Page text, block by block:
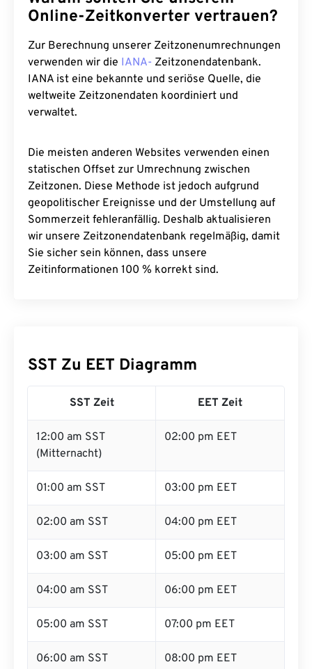
Online-Zeitkonverter vertrauen?
Zur Berechnung unserer Zeitzonenumrechnungen
verwenden wir die IANA- Zeitzonendatenbank.
IANA ist eine bekannte und seriöse Quelle, die
weltweite Zeitzonendaten koordiniert und
verwaltet.
Die meisten anderen Websites verwenden einen
statischen Offset zur Umrechnung zwischen
Zeitzonen. Diese Methode ist jedoch aufgrund
geopolitischer Ereignisse und der Umstellung auf
Sommerzeit fehleranfällig. Deshalb aktualisieren
wir unsere Zeitzonendatenbank regelmäßig, damit
Sie sicher sein können, dass unsere
Zeitinformationen 100 % korrekt sind.
SST Zu EET Diagramm
SST Zeit EET Zeit
12:00 am SST
(Mitternacht)
02:00 pm EET
01:00 am SST 03:00 pm EET
02:00 am SST 04:00 pm EET
03:00 am SST 05:00 pm EET
04:00 am SST 06:00 pm EET
05:00 am SST 07:00 pm EET
06:00 am SST 08:00 pm EET